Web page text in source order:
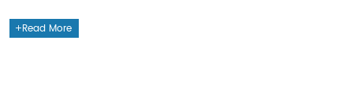
Read More